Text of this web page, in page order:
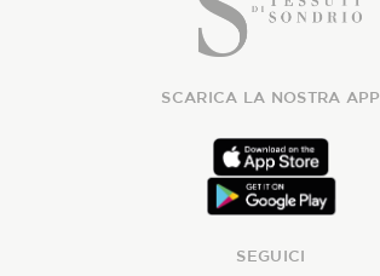
SCARICA LA NOSTRA APP
SEGUICI